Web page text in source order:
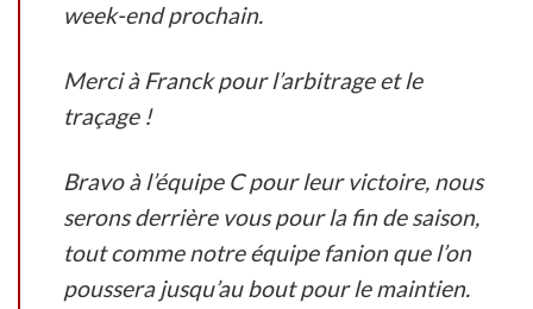
week-end prochain.
Merci à Franck pour l’arbitrage et le
traçage !
Bravo à l’équipe C pour leur victoire, nous
serons derrière vous pour la fin de saison,
tout comme notre équipe fanion que l’on
poussera jusqu’au bout pour le maintien.